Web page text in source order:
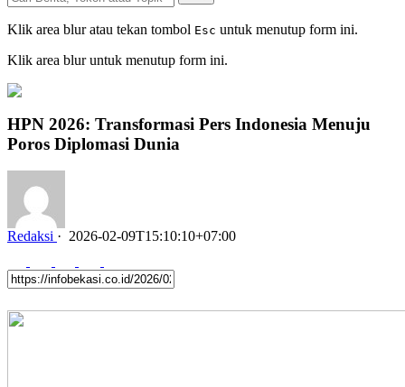
Klik area blur atau tekan tombol Esc untuk menutup form ini.
Klik area blur untuk menutup form ini.
HPN 2026: Transformasi Pers Indonesia Menuju
Poros Diplomasi Dunia
Redaksi · 2026-02-09T15:10:10+07:00